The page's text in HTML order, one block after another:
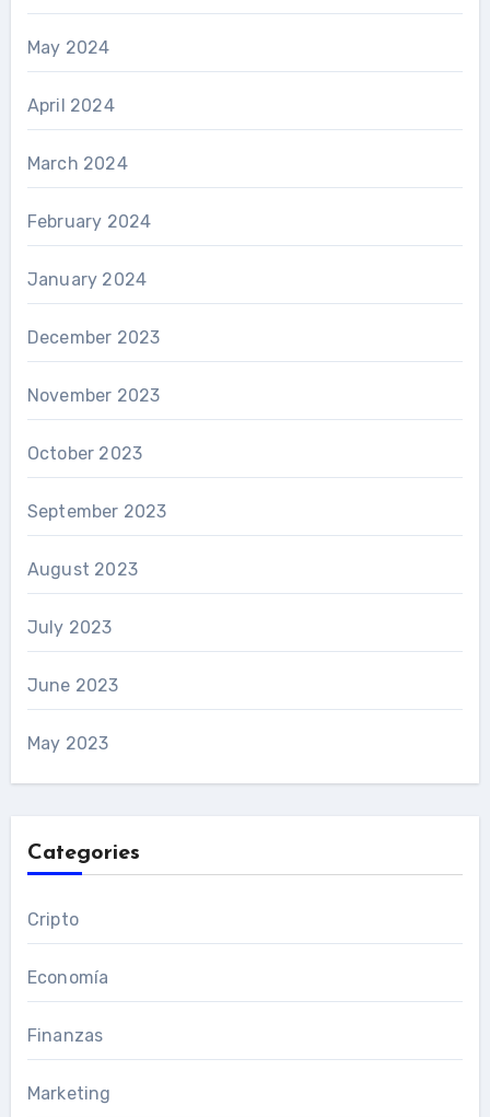
May 2024
April 2024
March 2024
February 2024
January 2024
December 2023
November 2023
October 2023
September 2023
August 2023
July 2023
June 2023
May 2023
Categories
Cripto
Economía
Finanzas
Marketing